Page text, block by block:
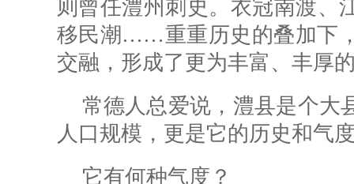
则曾任澧州刺史。衣冠南渡、
移民潮……重重历史的叠加下
交融，形成了更为丰富、丰厚
常德人总爱说，澧县是个大
人口规模，更是它的历史和气
它有何种气度？